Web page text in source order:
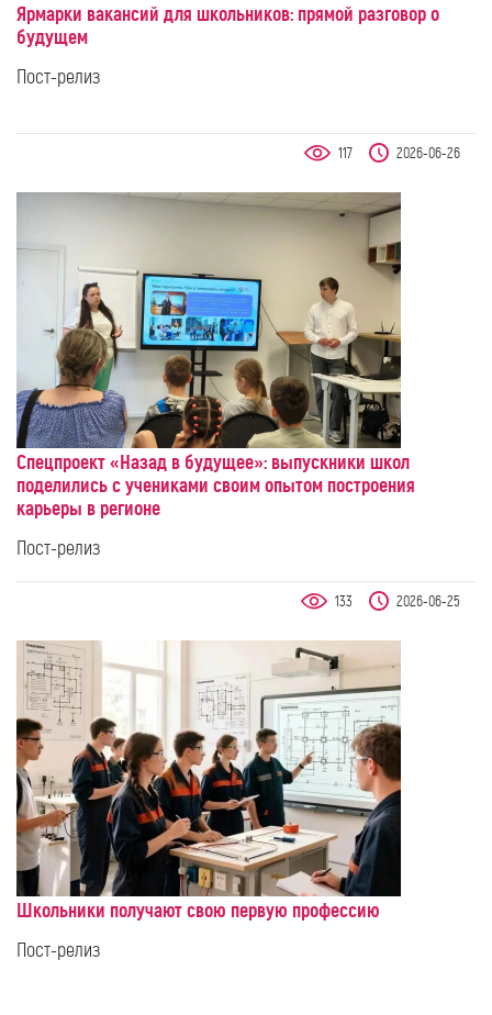
Ярмарки вакансий для школьников: прямой разговор о
будущем
Пост-релиз
2026-06-26
117
Спецпроект «Назад в будущее»: выпускники школ
поделились с учениками своим опытом построения
карьеры в регионе
Пост-релиз
2026-06-25
133
Школьники получают свою первую профессию
Пост-релиз